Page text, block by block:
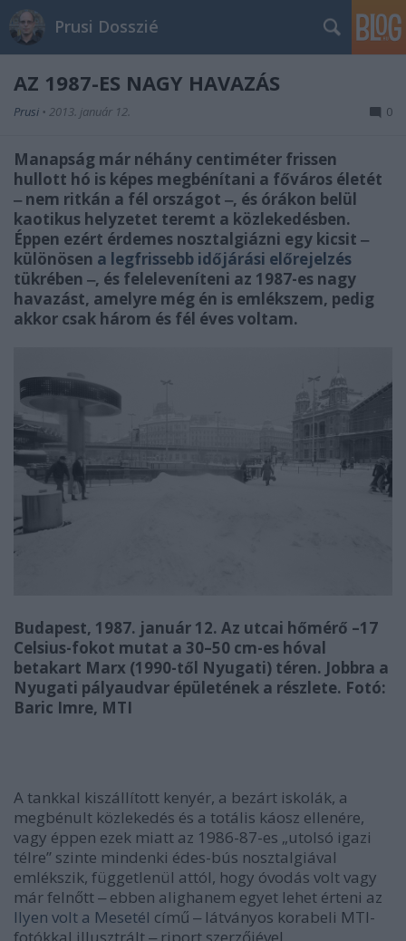
Prusi Dosszié
AZ 1987-ES NAGY HAVAZÁS
Prusi • 2013. január 12. 0
Manapság már néhány centiméter frissen
hullott hó is képes megbénítani a főváros életét
‒ nem ritkán a fél országot ‒, és órákon belül
kaotikus helyzetet teremt a közlekedésben.
Éppen ezért érdemes nosztalgiázni egy kicsit ‒
különösen a legfrissebb időjárási előrejelzés
tükrében ‒, és feleleveníteni az 1987-es nagy
havazást, amelyre még én is emlékszem, pedig
akkor csak három és fél éves voltam.
Budapest, 1987. január 12. Az utcai hőmérő –17
Celsius-fokot mutat a 30–50 cm-es hóval
betakart Marx (1990-től Nyugati) téren. Jobbra a
Nyugati pályaudvar épületének a részlete. Fotó:
Baric Imre, MTI
A tankkal kiszállított kenyér, a bezárt iskolák, a
megbénult közlekedés és a totális káosz ellenére,
vagy éppen ezek miatt az 1986-87-es „utolsó igazi
télre” szinte mindenki édes-bús nosztalgiával
emlékszik, függetlenül attól, hogy óvodás volt vagy
már felnőtt ‒ ebben alighanem egyet lehet érteni az
Ilyen volt a Mesetél című ‒ látványos korabeli MTI-